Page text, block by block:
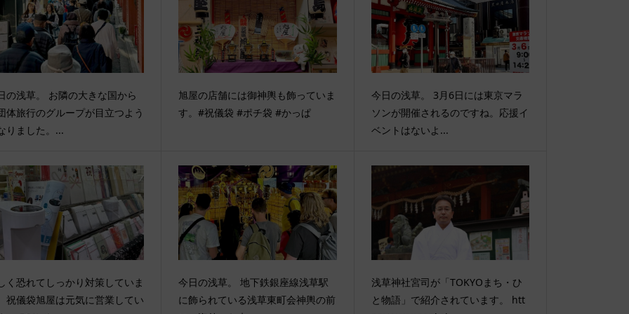
の浅草。 お隣の大きな国から
体旅行のグループが目立つよう
りました。...
旭屋の店舗には御神輿も飾っていま
す。#祝儀袋 #ポチ袋 #かっぱ
今日の浅草。 3月6日には東京マラ
ソンが開催されるのですね。応援イ
ベントはないよ...
く恐れてしっかり対策していま
祝儀袋旭屋は元気に営業してい
今日の浅草。 地下鉄銀座線浅草駅
に飾られている浅草東町会神輿の前
浅草神社宮司が「TOKYOまち・ひ
と物語」で紹介されています。 htt